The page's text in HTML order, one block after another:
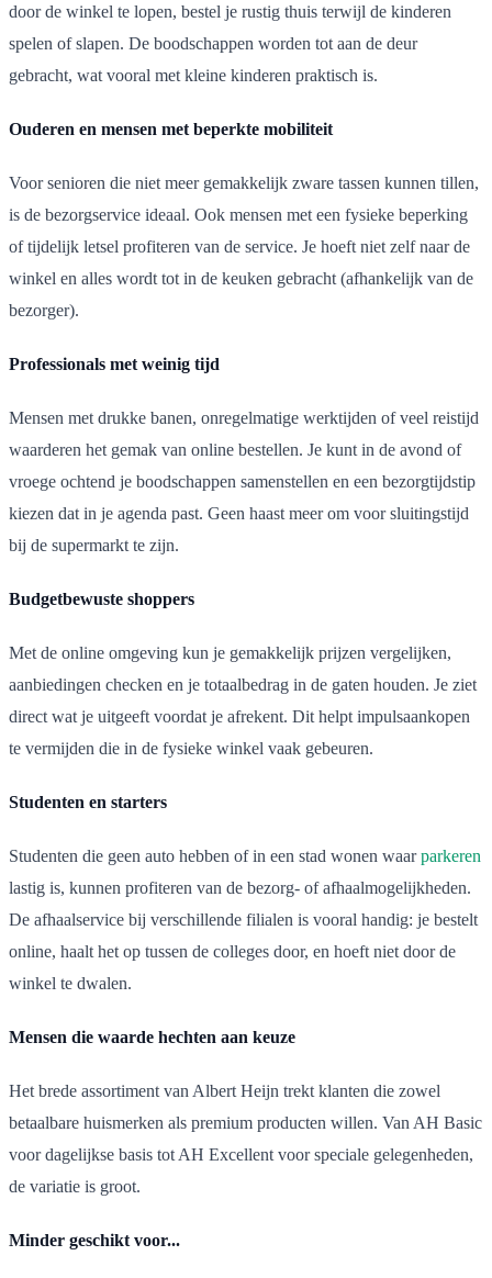
door de winkel te lopen, bestel je rustig thuis terwijl de kinderen
spelen of slapen. De boodschappen worden tot aan de deur
gebracht, wat vooral met kleine kinderen praktisch is.
Ouderen en mensen met beperkte mobiliteit
Voor senioren die niet meer gemakkelijk zware tassen kunnen tillen,
is de bezorgservice ideaal. Ook mensen met een fysieke beperking
of tijdelijk letsel profiteren van de service. Je hoeft niet zelf naar de
winkel en alles wordt tot in de keuken gebracht (afhankelijk van de
bezorger).
Professionals met weinig tijd
Mensen met drukke banen, onregelmatige werktijden of veel reistijd
waarderen het gemak van online bestellen. Je kunt in de avond of
vroege ochtend je boodschappen samenstellen en een bezorgtijdstip
kiezen dat in je agenda past. Geen haast meer om voor sluitingstijd
bij de supermarkt te zijn.
Budgetbewuste shoppers
Met de online omgeving kun je gemakkelijk prijzen vergelijken,
aanbiedingen checken en je totaalbedrag in de gaten houden. Je ziet
direct wat je uitgeeft voordat je afrekent. Dit helpt impulsaankopen
te vermijden die in de fysieke winkel vaak gebeuren.
Studenten en starters
Studenten die geen auto hebben of in een stad wonen waarparkeren
lastig is, kunnen profiteren van de bezorg- of afhaalmogelijkheden.
De afhaalservice bij verschillende filialen is vooral handig: je bestelt
online, haalt het op tussen de colleges door, en hoeft niet door de
winkel te dwalen.
Mensen die waarde hechten aan keuze
Het brede assortiment van Albert Heijn trekt klanten die zowel
betaalbare huismerken als premium producten willen. Van AH Basic
voor dagelijkse basis tot AH Excellent voor speciale gelegenheden,
de variatie is groot.
Minder geschikt voor...